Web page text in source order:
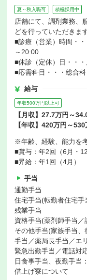
夏～秋入職可 積極採用中
店舗にて、調剤業務、
どを行っていただきます
■診療（営業）時間・
～20:00
■休診（定休）日・・
■応需科目・・・総合科
給与
年収500万円以上可
【月収】27.7万円～
【年収】420万円～530
※年齢、経験、能力を
■賞与：年2回（6月・12
■昇給：年1回（4月）
手当
通勤手当
住宅手当(転勤者住宅手
残業手当
資格手当(薬剤師手当／
その他手当(家族手当
手当／薬局長手当／エ
緊急出勤手当／電話対
日食事手当、夜勤手当
借上げ寮について